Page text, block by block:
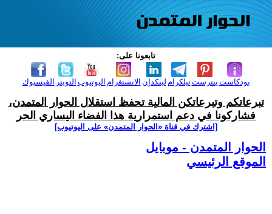
تابعونا على:
الفيسبوك التويتر اليوتيوب الانستغرام لينكدإن تيلكرامبنترست بودكاست
تبرعاتكم وتبرعاتكن المالية تحفظ استقلال الحوار المتمدن،
فشاركونا في دعم استمرارية هذا الفضاء اليساري الحر
[اشترك في قناة ‫«الحوار المتمدن» على اليوتيوب]
الحوار المتمدن - موبايل
الموقع الرئيسي